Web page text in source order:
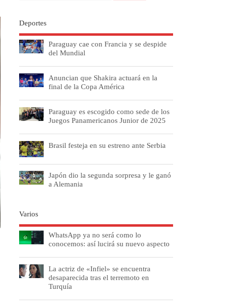
Deportes
Paraguay cae con Francia y se despide
del Mundial
Anuncian que Shakira actuará en la
final de la Copa América
Paraguay es escogido como sede de los
Juegos Panamericanos Junior de 2025
Brasil festeja en su estreno ante Serbia
Japón dio la segunda sorpresa y le ganó
a Alemania
Varios
WhatsApp ya no será como lo
conocemos: así lucirá su nuevo aspecto
La actriz de «Infiel» se encuentra
desaparecida tras el terremoto en
Turquía